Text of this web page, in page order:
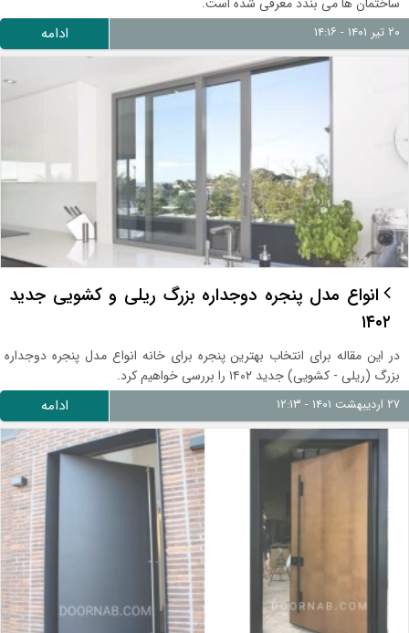
۲۰ تیر ۱۴۰۱ - ۱۴:۱۶ ادامه
انواع مدل پنجره دوجداره بزرگ ریلی و کشویی جدید
۱۴۰۲
در این مقاله برای انتخاب بهترین پنجره برای خانه انواع مدل پنجره دوجداره
بزرگ (ریلی - کشویی) جدید ۱۴۰۲ را بررسی خواهیم کرد.
۲۷ اردیبهشت ۱۴۰۱ - ۱۲:۱۳ ادامه